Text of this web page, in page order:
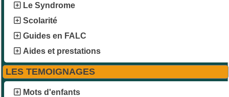
Le Syndrome
Scolarité
Guides en FALC
Aides et prestations
LES TEMOIGNAGES
Mots d'enfants